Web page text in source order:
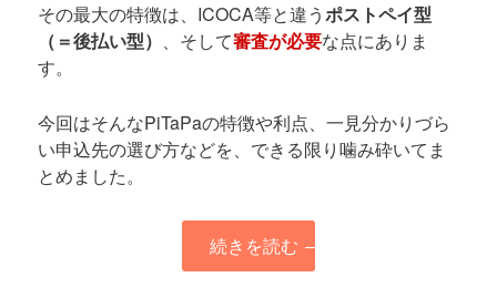
その最大の特徴は、ICOCA等と違うポストペイ型
（＝後払い型） 、そして審査が必要な点にありま
す。
今回はそんなPiTaPaの特徴や利点、一見分かりづら
い申込先の選び方などを、できる限り噛み砕いてま
とめました。
続きを読む →